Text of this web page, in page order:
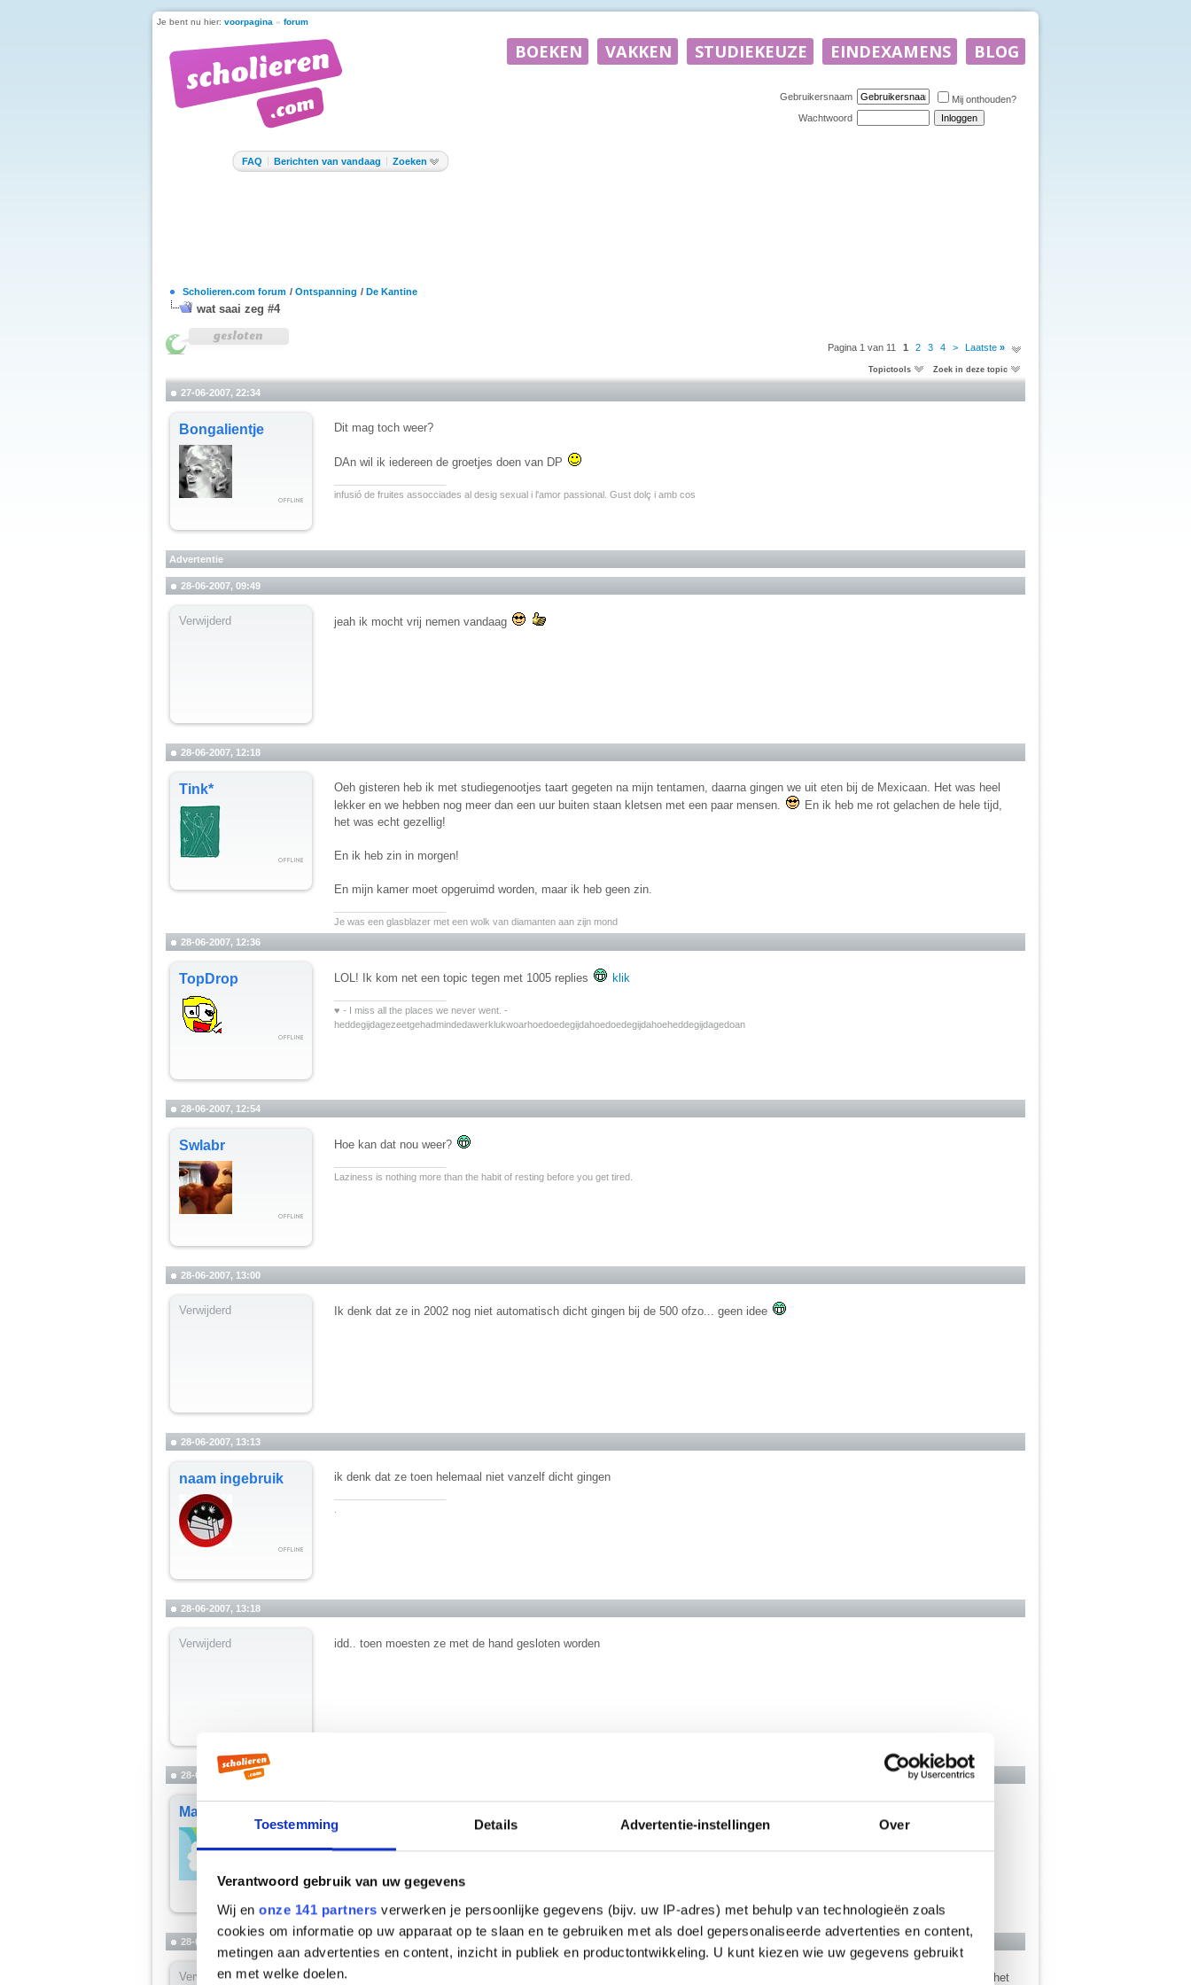
Toestemming Details Advertentie-instellingen Over
Verantwoord gebruik van uw gegevens
Wij en onze 141 partners verwerken je persoonlijke gegevens (bijv. uw IP-adres) met behulp van technologieën zoals
cookies om informatie op uw apparaat op te slaan en te gebruiken met als doel gepersonaliseerde advertenties en content,
metingen aan advertenties en content, inzicht in publiek en productontwikkeling. U kunt kiezen wie uw gegevens gebruikt
en met welke doelen.
Je bent nu hier: voorpagina » forum
Gebruikersnaam
Mij onthouden?
Wachtwoord
FAQ Berichten van vandaag Zoeken
Scholieren.com forum / Ontspanning / De Kantine
wat saai zeg #4
Pagina 1 van 11 1 2 3 4 > Laatste »
Topictools Zoek in deze topic
27-06-2007, 22:34
Bongalientje Dit mag toch weer?
DAn wil ik iedereen de groetjes doen van DP
infusió de fruites assocciades al desig sexual i l'amor passional. Gust dolç i amb cos
Advertentie
28-06-2007, 09:49
Verwijderd jeah ik mocht vrij nemen vandaag
28-06-2007, 12:18
Tink*
Oeh gisteren heb ik met studiegenootjes taart gegeten na mijn tentamen, daarna gingen we uit eten bij de Mexicaan. Het was heel
lekker en we hebben nog meer dan een uur buiten staan kletsen met een paar mensen.
En ik heb me rot gelachen de hele tijd,
het was echt gezellig!
En ik heb zin in morgen!
En mijn kamer moet opgeruimd worden, maar ik heb geen zin.
Je was een glasblazer met een wolk van diamanten aan zijn mond
28-06-2007, 12:36
TopDrop LOL! Ik kom net een topic tegen met 1005 replies
klik
♥ - I miss all the places we never went. -
heddegijdagezeetgehadmindedawerklukwoarhoedoedegijdahoedoedegijdahoeheddegijdagedoan
28-06-2007, 12:54
Swlabr
Hoe kan dat nou weer?
Laziness is nothing more than the habit of resting before you get tired.
28-06-2007, 13:00
Verwijderd Ik denk dat ze in 2002 nog niet automatisch dicht gingen bij de 500 ofzo... geen idee
28-06-2007, 13:13
naam ingebruik
ik denk dat ze toen helemaal niet vanzelf dicht gingen
28-06-2007, 13:18
Verwijderd idd.. toen moesten ze met de hand gesloten worden
28-06-2007, 14:23
Martiño
Shit! Ik heb een ander tentamen niet gehaald.
__________________
28-06-2007, 14:30
Verwijderd Hoera! Ik zie mijn zus zaterdag waarschijnlijk. Ze mag thuis op bezoek
Ik denk dat ze ook wel snel ontslagen zal worden uit het